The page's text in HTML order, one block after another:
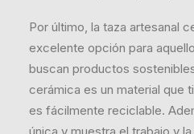
Por último, la taza artesanal
excelente opción para
buscan productos
cerámica es un material que
es fácilmente reciclable.